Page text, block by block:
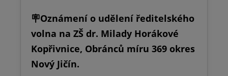
🪧Oznámení o udělení ředitelského
volna na ZŠ dr. Milady Horákové
Kopřivnice, Obránců míru 369 okres
Nový Jičín.